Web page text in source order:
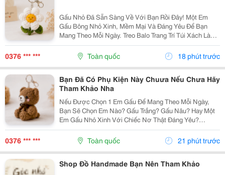
Gấu Nhỏ Đã Sẵn Sàng Về Với Bạn Rồi Đây! Một Em
Gấu Bông Nhỏ Xinh, Mềm Mại Và Đáng Yêu Để Bạn
Mang Theo Mỗi Ngày. Treo Balo Trang Trí Túi Xách Làm
Móc Khóa Tặng Người Bạn Yêu Quý
Gocnhohandmade.com Không Cần Quá Nhiều Phụ
Kiện, Chỉ Một Em Gấu...
0376 *** *** Toàn quốc 18 phút trước
Bạn Đã Có Phụ Kiện Này Chuưa Nếu Chưa Hãy
Tham Khảo Nha
Nếu Được Chọn 1 Em Gấu Để Mang Theo Mỗi Ngày,
Bạn Sẽ Chọn Em Nào? Gấu Trắng? Gấu Nâu? Hay Một
Em Gấu Nhỏ Xinh Với Chiếc Nơ Thật Đáng Yêu?
Những Chiếc Móc Khóa Gấu Bông Không Chỉ Là Phụ
Kiện Treo Túi Mà Còn Là Một Cách Để Bạn Thêm Chút
Cá Tính Vào...
0376 *** *** Toàn quốc 21 phút trước
Shop Đồ Handmade Bạn Nên Tham Khảo